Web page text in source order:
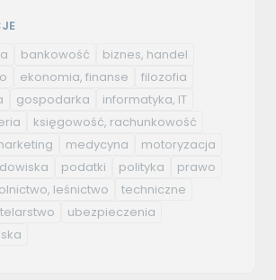
bankowość
biznes, handel
ekonomia, finanse
filozofia
gospodarka
informatyka, IT
księgowość, rachunkowość
medycyna
motoryzacja
podatki polityka
prawo
leśnictwo
techniczne
ubezpieczenia